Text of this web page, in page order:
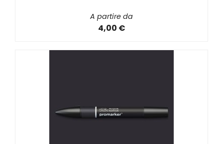
A partire da
4,00 €